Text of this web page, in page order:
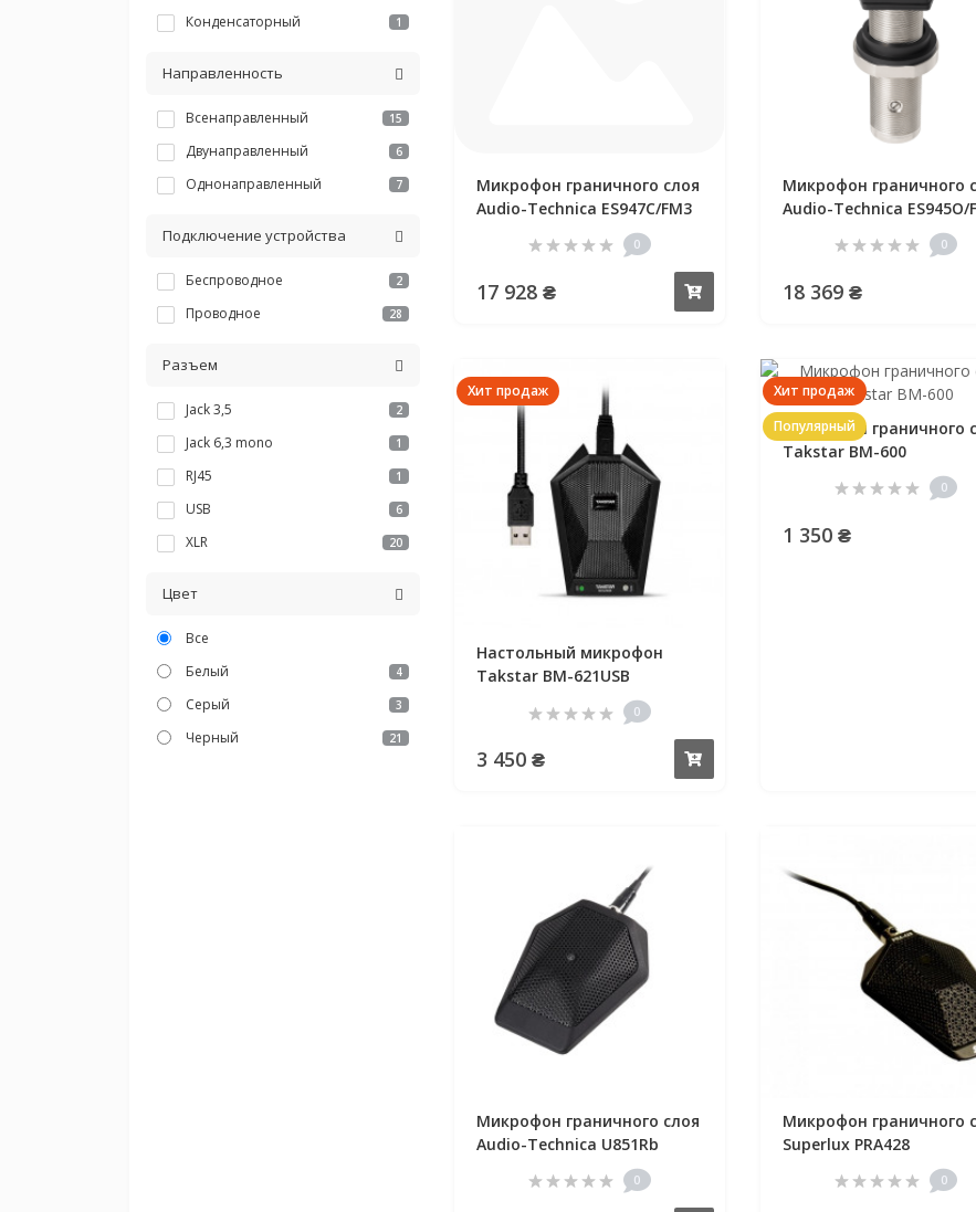
Конденсаторный 1
Направленность
Всенаправленный 15
Двунаправленный 6
Однонаправленный 7
Подключение устройства
Беспроводное 2
Проводное 28
Разъем
Jack 3,5 2
Jack 6,3 mono 1
RJ45 1
USB 6
XLR 20
Цвет
Все
Белый
4
Серый 3
Черный 21
Микрофон граничного
Audio-Technica ES945O/
0
18 369 ₴
Хит продаж
Настольный микрофон
Takstar BM-621USB
0
3 450 ₴
Хит продаж
Популярный
Микрофон граничного
Takstar BM-600
0
1 350 ₴
Микрофон граничного слоя
Audio-Technica U851Rb
0
Микрофон граничного
Superlux PRA428
0